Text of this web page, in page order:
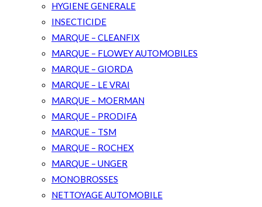
HYGIENE GENERALE
INSECTICIDE
MARQUE – CLEANFIX
MARQUE – FLOWEY AUTOMOBILES
MARQUE – GIORDA
MARQUE – LE VRAI
MARQUE – MOERMAN
MARQUE – PRODIFA
MARQUE – TSM
MARQUE – ROCHEX
MARQUE – UNGER
MONOBROSSES
NETTOYAGE AUTOMOBILE